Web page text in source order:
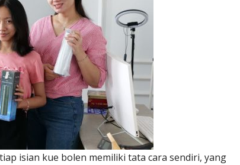
isian kue bolen memiliki tata cara sendiri, yang